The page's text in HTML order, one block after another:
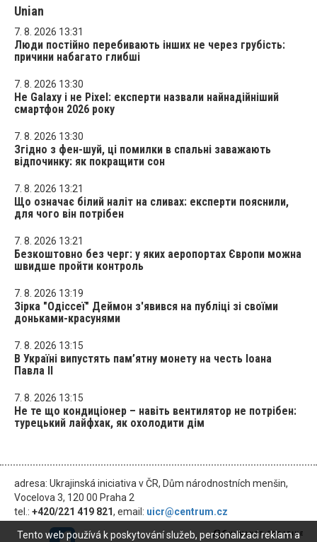
Unian
7. 8. 2026 13:31
Люди постійно перебивають інших не через грубість:
причини набагато глибші
7. 8. 2026 13:30
Не Galaxy і не Pixel: експерти назвали найнадійніший
смартфон 2026 року
7. 8. 2026 13:30
Згідно з фен-шуй, ці помилки в спальні заважають
відпочинку: як покращити сон
7. 8. 2026 13:21
Що означає білий наліт на сливах: експерти пояснили,
для чого він потрібен
7. 8. 2026 13:21
Безкоштовно без черг: у яких аеропортах Європи можна
швидше пройти контроль
7. 8. 2026 13:19
Зірка "Одіссеї" Деймон з'явився на публіці зі своїми
доньками-красунями
7. 8. 2026 13:15
В Україні випустять пам’ятну монету на честь Іоана
Павла II
7. 8. 2026 13:15
Не те що кондиціонер – навіть вентилятор не потрібен:
турецький лайфхак, як охолодити дім
adresa: Ukrajinská iniciativa v ČR, Dům národnostních menšin,
Vocelova 3, 120 00 Praha 2
tel.: +420/221 419 821, email: uicr@centrum.cz
Tento web používá k poskytování služeb, personalizaci reklam a